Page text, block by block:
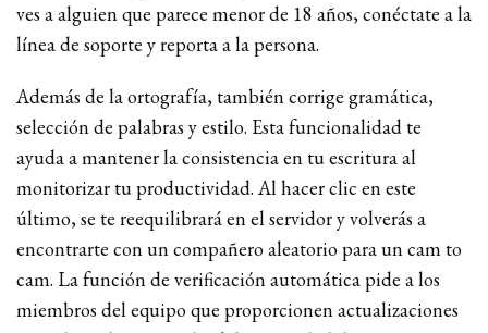
ves a alguien que parece menor de 18 años, conéctate a la
línea de soporte y reporta a la persona.
Además de la ortografía, también corrige gramática,
selección de palabras y estilo. Esta funcionalidad te
ayuda a mantener la consistencia en tu escritura al
monitorizar tu productividad. Al hacer clic en este
último, se te reequilibrará en el servidor y volverás a
encontrarte con un compañero aleatorio para un cam to
cam. La función de verificación automática pide a los
miembros del equipo que proporcionen actualizaciones